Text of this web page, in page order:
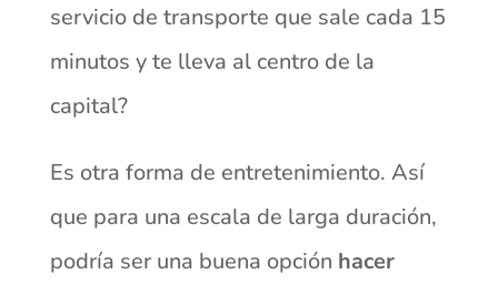
servicio de transporte que sale cada 15
minutos y te lleva al centro de la
capital?
Es otra forma de entretenimiento. Así
que para una escala de larga duración,
podría ser una buena opción hacer